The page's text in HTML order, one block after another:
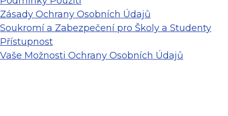
Zásady Ochrany Osobních Údajů
Soukromí a Zabezpečení pro Školy a Studenty
Přístupnost
Vaše Možnosti Ochrany Osobních Údajů